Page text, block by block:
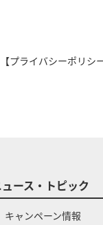
【プライバシーポリシ
ース・トピック
キャンペーン情報